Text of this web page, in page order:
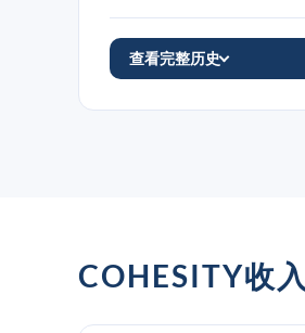
查看完整历史
COHESITY收